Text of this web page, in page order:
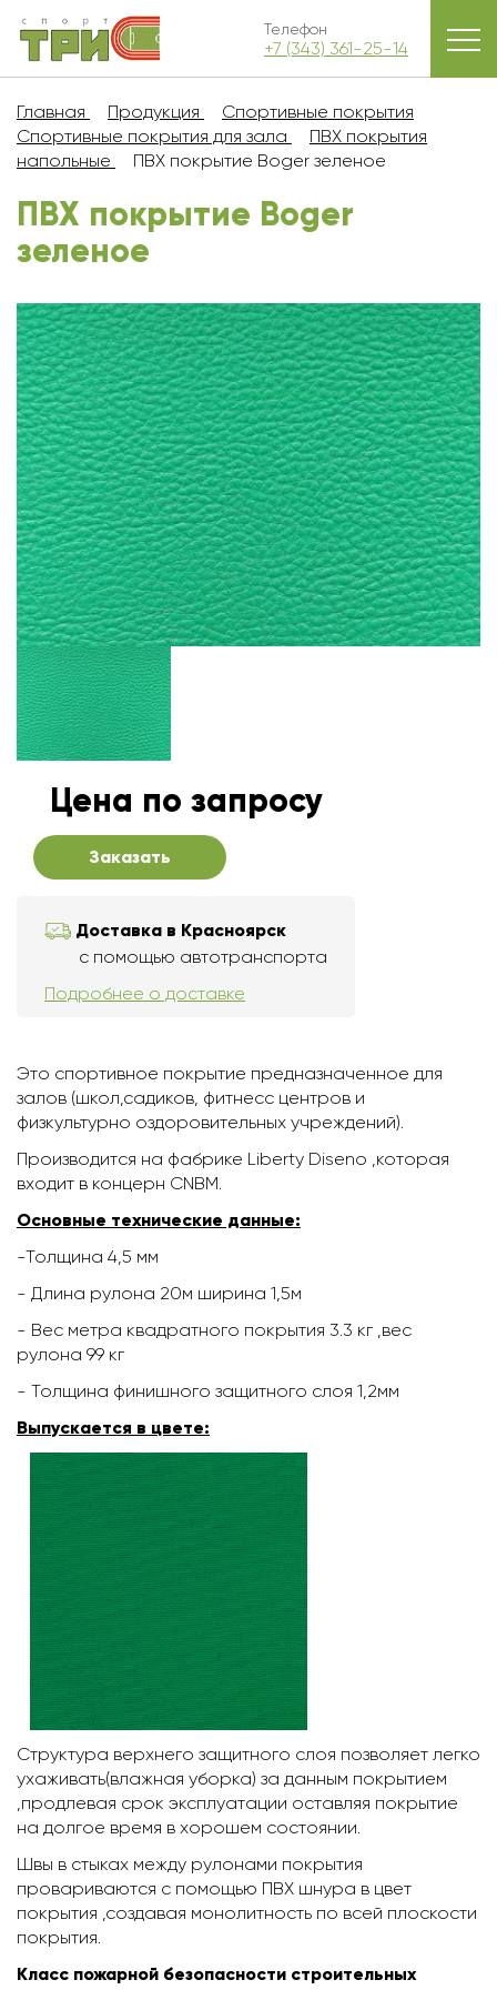
Телефон
+7 (343) 361-25-14
Главная Продукция
Спортивные покрытия
Спортивные покрытия для зала
ПВХ покрытия
напольные
ПВХ покрытие Boger зеленое
ПВХ покрытие Boger
зеленое
Цена по запросу
Заказать
Доставка в Красноярск
с помощью автотранспорта
Подробнее о доставке
Это спортивное покрытие предназначенное для
залов (школ,садиков, фитнесс центров и
физкультурно оздоровительных учреждений).
Производится на фабрике Liberty Diseno ,которая
входит в концерн CNBM.
Основные технические данные:
-Толщина 4,5 мм
- Длина рулона 20м ширина 1,5м
- Вес метра квадратного покрытия 3.3 кг ,вес
рулона 99 кг
- Толщина финишного защитного слоя 1,2мм
Выпускается в цвете:
Структура верхнего защитного слоя позволяет легко
ухаживать(влажная уборка) за данным покрытием
,продлевая срок эксплуатации оставляя покрытие
на долгое время в хорошем состоянии.
Швы в стыках между рулонами покрытия
провариваются с помощью ПВХ шнура в цвет
покрытия ,создавая монолитность по всей плоскости
покрытия.
Класс пожарной безопасности строительных